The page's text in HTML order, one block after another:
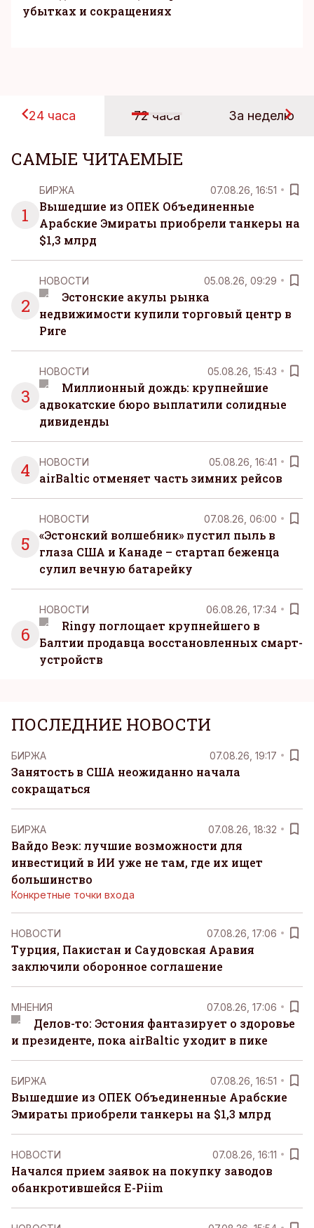
убытках и сокращениях
24 часа 72 часа За неделю
САМЫЕ ЧИТАЕМЫЕ
1
БИРЖА 07.08.26, 16:51
Вышедшие из ОПЕК Объединенные
Арабские Эмираты приобрели танкеры на
$1,3 млрд
2
НОВОСТИ 05.08.26, 09:29
Эстонские акулы рынка
недвижимости купили торговый центр в
Риге
3
НОВОСТИ 05.08.26, 15:43
Миллионный дождь: крупнейшие
адвокатские бюро выплатили солидные
дивиденды
4 НОВОСТИ 05.08.26, 16:41
airBaltic отменяет часть зимних рейсов
5
НОВОСТИ 07.08.26, 06:00
«Эстонский волшебник» пустил пыль в
глаза США и Канаде – стартап беженца
сулил вечную батарейку
6
НОВОСТИ 06.08.26, 17:34
Ringy поглощает крупнейшего в
Балтии продавца восстановленных смарт-
устройств
ПОСЛЕДНИЕ НОВОСТИ
БИРЖА 07.08.26, 19:17
Занятость в США неожиданно начала
сокращаться
БИРЖА 07.08.26, 18:32
Вайдо Веэк: лучшие возможности для
инвестиций в ИИ уже не там, где их ищет
большинство
Конкретные точки входа
НОВОСТИ 07.08.26, 17:06
Турция, Пакистан и Саудовская Аравия
заключили оборонное соглашение
MНЕНИЯ 07.08.26, 17:06
Делов-то: Эстония фантазирует о здоровье
и президенте, пока airBaltic уходит в пике
БИРЖА 07.08.26, 16:51
Вышедшие из ОПЕК Объединенные Арабские
Эмираты приобрели танкеры на $1,3 млрд
НОВОСТИ 07.08.26, 16:11
Начался прием заявок на покупку заводов
обанкротившейся E-Piim